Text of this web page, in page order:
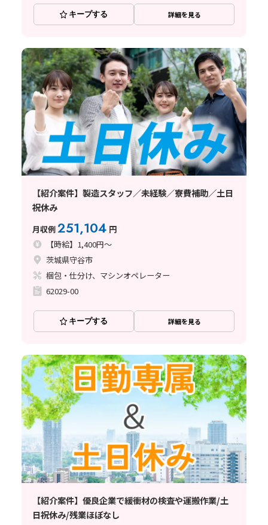
キープする 詳細を見る
【紹介案件】製造スタッフ／未経験／寮費補助／土日
祝休み
月収例251,104 円
【時給】1,400円～
茨城県守谷市
梱包・仕分け、マシンオペレーター
62029-00
キープする 詳細を見る
【紹介案件】優良企業で緩衝材の検査や運搬作業/土
日祝休み/残業ほぼなし